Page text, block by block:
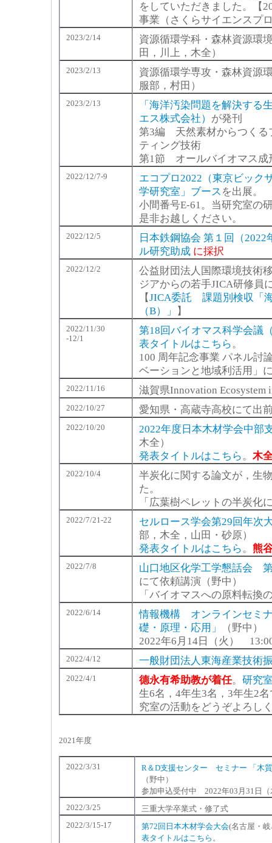
をしていただきました。【
事業（さくらサイエンスプ
2023/2/14
資源循環学科・森林資源環
田，川上，木全）
2023/2/13
資源循環学専攻・森林資源
服部，村田）
2023/2/13
「海洋汚染問題を解決する
エス株式会社） が発刊
第3編 天然素材からつく
ティング技術
第1節 オールバイオマス
2022/12/7-9
エコプロ2022（東京ビック
学研究室」ブース を出展。
小間番号E-61。当研究室の
是非お越しください。
2022/12/5
日本鉄鋼協会 第１回（
ル研究助成に採択
2022/12/2
公益財団法人国際環境技術
ジアからの若手JICA研修員
【JICA委託 課題別検収「
（B）」
】
2022/11/30
-12/1
第18回バイオマス科学会議
表タイトルはこちら。
100 周年記念事業 パネル討
ベーションと地域利活用」
2022/11/16 滋賀県Innovation
2022/10/27 愛知県・高蔵寺高校にて出
2022/10/20
2022年度日本木材学会中部
木全）
発表タイトルはこちら。 木
2022/10/4
半炭化に関する論文が，生
た。
「広葉樹ペレットの半炭化
2022/7/21-22
セルロース学会第29回年次
部，木全，山田・砂原）
発表タイトルはこちら。 熊
2022/7/8
山口地区化学工学懇話会
にて依頼講演（野中）
「バイオマスへの原料転換
2022/6/14
情報機構 オンラインセミ
礎・原理・応用」
（野中）
2022年6月14日（火）
2022/4/12 一般財団法人東海産業技術
2022/4/1 德永有希助教が着任。 研究
生6名，4年生3名，3年生2
究室の活動をどうぞよろし
2021年度
2022/3/31
R＆D支援センター セミナー 「木
（野中）
参加申込受付中 2022年03月31日
2022/3/25
三重大学卒業式・修了式
2022/3/15-17
第72回日本木材学会大会(名古屋・
表タイトルはこちら 。